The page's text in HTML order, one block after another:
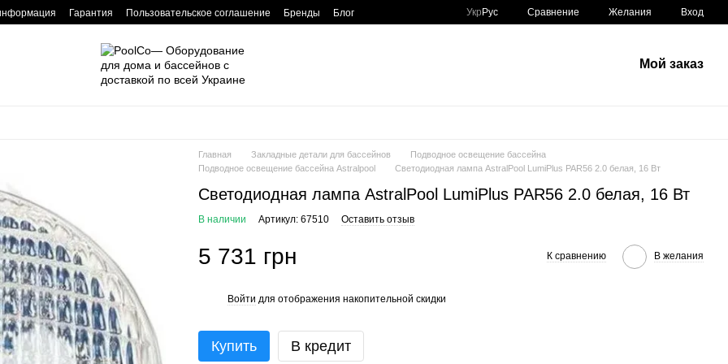
Гарантия Пользовательское соглашение Бренды Блог Укр Рус Сравнение Желания Вход
Мой заказ
Главная Закладные детали для бассейнов
Подводное освещение бассейна
Подводное освещение бассейна Astralpool
Светодиодная лампа AstralPool LumiPlus PAR56 2.0 белая, 16 Вт
Светодиодная лампа AstralPool LumiPlus PAR56 2.0 белая, 16 Вт
В наличии Артикул: 67510 Оставить отзыв
5 731 грн К сравнению В желания
Войти для отображения накопительной скидки
Купить В кредит